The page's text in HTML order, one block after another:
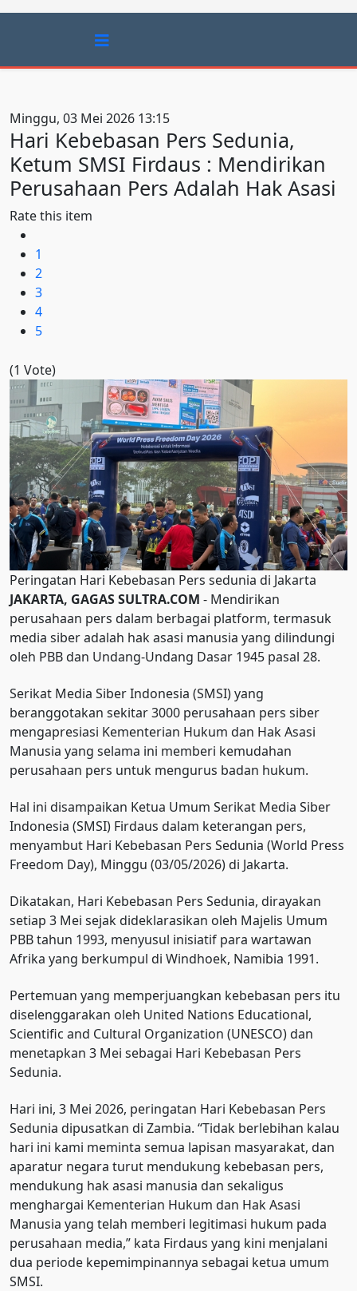
Minggu, 03 Mei 2026 13:15
Hari Kebebasan Pers Sedunia,
Ketum SMSI Firdaus : Mendirikan
Perusahaan Pers Adalah Hak Asasi
Rate this item
1
2
3
4
5
(1 Vote)
Peringatan Hari Kebebasan Pers sedunia di Jakarta
JAKARTA, GAGAS SULTRA.COM - Mendirikan
perusahaan pers dalam berbagai platform, termasuk
media siber adalah hak asasi manusia yang dilindungi
oleh PBB dan Undang-Undang Dasar 1945 pasal 28.
Serikat Media Siber Indonesia (SMSI) yang
beranggotakan sekitar 3000 perusahaan pers siber
mengapresiasi Kementerian Hukum dan Hak Asasi
Manusia yang selama ini memberi kemudahan
perusahaan pers untuk mengurus badan hukum.
Hal ini disampaikan Ketua Umum Serikat Media Siber
Indonesia (SMSI) Firdaus dalam keterangan pers,
menyambut Hari Kebebasan Pers Sedunia (World Press
Freedom Day), Minggu (03/05/2026) di Jakarta.
Dikatakan, Hari Kebebasan Pers Sedunia, dirayakan
setiap 3 Mei sejak dideklarasikan oleh Majelis Umum
PBB tahun 1993, menyusul inisiatif para wartawan
Afrika yang berkumpul di Windhoek, Namibia 1991.
Pertemuan yang memperjuangkan kebebasan pers itu
diselenggarakan oleh United Nations Educational,
Scientific and Cultural Organization (UNESCO) dan
menetapkan 3 Mei sebagai Hari Kebebasan Pers
Sedunia.
Hari ini, 3 Mei 2026, peringatan Hari Kebebasan Pers
Sedunia dipusatkan di Zambia. “Tidak berlebihan kalau
hari ini kami meminta semua lapisan masyarakat, dan
aparatur negara turut mendukung kebebasan pers,
mendukung hak asasi manusia dan sekaligus
menghargai Kementerian Hukum dan Hak Asasi
Manusia yang telah memberi legitimasi hukum pada
perusahaan media,” kata Firdaus yang kini menjalani
dua periode kepemimpinannya sebagai ketua umum
SMSI.